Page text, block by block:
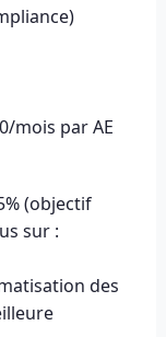
mois par AE
(objectif
sur :
des